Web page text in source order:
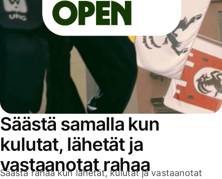
Säästä samalla kun
kulutat, lähetät ja
vastaanotat rahaa
Säästä rahaa kun lähetät, kulutat ja vastaanotat